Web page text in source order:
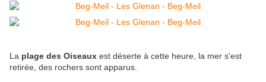
La plage des Oiseaux est déserte à cette heure, la mer s'est
retirée, des rochers sont apparus.